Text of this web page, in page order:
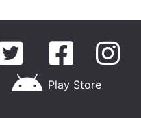
Play Store